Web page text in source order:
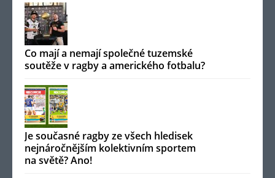
Co mají a nemají společné tuzemské
soutěže v ragby a amerického fotbalu?
Je současné ragby ze všech hledisek
nejnáročnějším kolektivním sportem
na světě? Ano!